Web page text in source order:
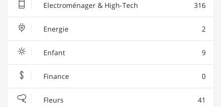
Electroménager & High-Tech 316
Energie 2
Enfant 9
Finance 0
Fleurs 41